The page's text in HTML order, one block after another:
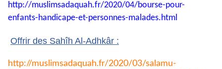
http://muslimsadaquah.fr/2020/04/bourse-pour-
enfants-handicape-et-personnes-malades.html
Offrir des Sahîh Al-Adhkâr :
http://muslimsadaquah.fr/2020/03/salamu-